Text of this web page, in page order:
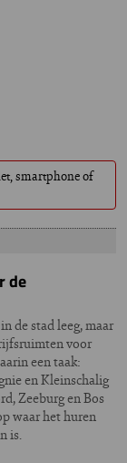
de
de stad leeg, maar
voor
een taak:
en Kleinschalig
Zeeburg en Bos
waar het huren
is.
smartphone of